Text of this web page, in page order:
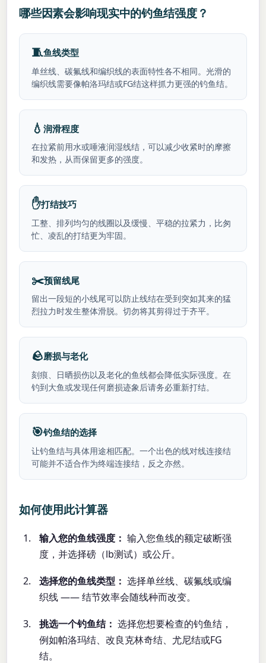
哪些因素会影响现实中的钓鱼结强度？
🧵鱼线类型
单丝线、碳氟线和编织线的表面特性各不相同。光滑的
编织线需要像帕洛玛结或FG结这样抓力更强的钓鱼结。
💧润滑程度
在拉紧前用水或唾液润湿线结，可以减少收紧时的摩擦
和发热，从而保留更多的强度。
✋打结技巧
工整、排列均匀的线圈以及缓慢、平稳的拉紧力，比匆
忙、凌乱的打结更为牢固。
✂️预留线尾
留出一段短的小线尾可以防止线结在受到突如其来的猛
烈拉力时发生整体滑脱。切勿将其剪得过于齐平。
🪨磨损与老化
刻痕、日晒损伤以及老化的鱼线都会降低实际强度。在
钓到大鱼或发现任何磨损迹象后请务必重新打结。
🎯钓鱼结的选择
让钓鱼结与具体用途相匹配。一个出色的线对线连接结
可能并不适合作为终端连接结，反之亦然。
如何使用此计算器
输入您的鱼线强度： 输入您鱼线的额定破断强
度，并选择磅（lb测试）或公斤。
选择您的鱼线类型： 选择单丝线、碳氟线或编
织线 —— 结节效率会随线种而改变。
挑选一个钓鱼结： 选择您想要检查的钓鱼结，
例如帕洛玛结、改良克林奇结、尤尼结或FG
结。